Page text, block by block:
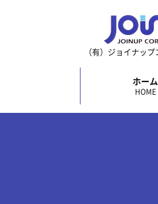
（有）ジョイナッ
ホーム
HOME